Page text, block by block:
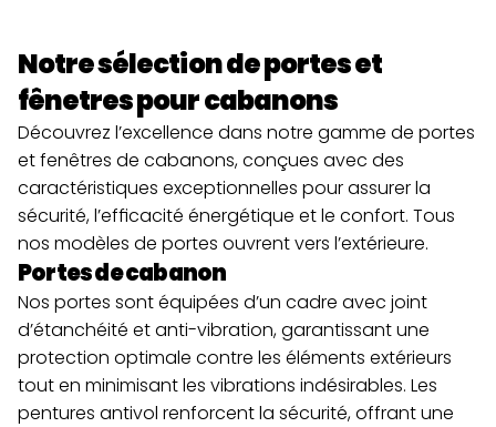
Notre sélection de portes et
fênetres pour cabanons
Découvrez l’excellence dans notre gamme de portes
et fenêtres de cabanons, conçues avec des
caractéristiques exceptionnelles pour assurer la
sécurité, l’efficacité énergétique et le confort. Tous
nos modèles de portes ouvrent vers l’extérieure.
Portes de cabanon
Nos portes sont équipées d’un cadre avec joint
d’étanchéité et anti-vibration, garantissant une
protection optimale contre les éléments extérieurs
tout en minimisant les vibrations indésirables. Les
pentures antivol renforcent la sécurité, offrant une